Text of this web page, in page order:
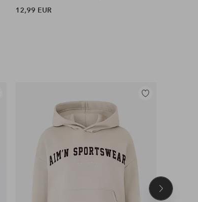
12,99 EUR
Lisää
Seuraava